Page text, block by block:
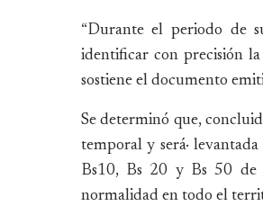
“Durante el periodo de
identificar con precisión la
sostiene el documento
Se determinó que,
temporal y será·
Bs10, Bs 20 y Bs 50 de
normalidad en todo el